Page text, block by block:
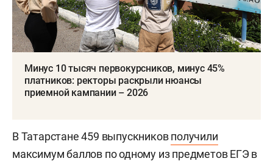
Минус 10 тысяч первокурсников, минус 45%
платников: ректоры раскрыли нюансы
приемной кампании – 2026
В Татарстане 459 выпускниковполучили
максимум баллов по одному из предметов ЕГЭ в